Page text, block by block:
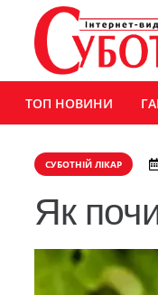
ТОП НОВИНИ
СУБОТНІЙ ЛІКАР
Як